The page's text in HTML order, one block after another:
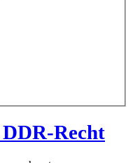
Recht